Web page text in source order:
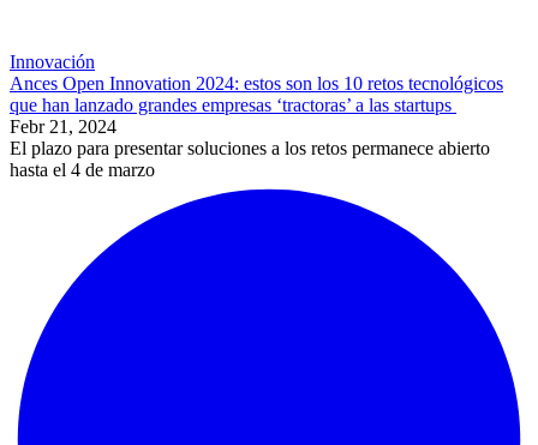
Innovación
Ances Open Innovation 2024: estos son los 10 retos tecnológicos
que han lanzado grandes empresas ‘tractoras’ a las startups
Febr 21, 2024
El plazo para presentar soluciones a los retos permanece abierto
hasta el 4 de marzo